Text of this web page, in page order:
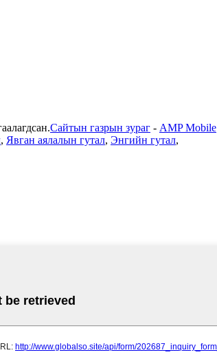
Сайтын газрын зураг - AMP Mobile
, Явган аялалын гутал, Энгийн гутал,